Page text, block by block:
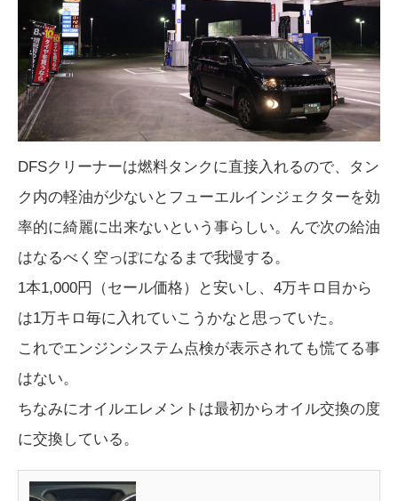
DFSクリーナーは燃料タンクに直接入れるので、タン
ク内の軽油が少ないとフューエルインジェクターを効
率的に綺麗に出来ないという事らしい。んで次の給油
はなるべく空っぽになるまで我慢する。
1本1,000円（セール価格）と安いし、4万キロ目から
は1万キロ毎に入れていこうかなと思っていた。
これでエンジンシステム点検が表示されても慌てる事
はない。
ちなみにオイルエレメントは最初からオイル交換の度
に交換している。